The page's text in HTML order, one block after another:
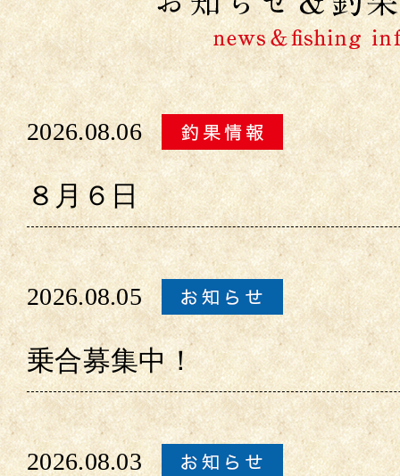
2026.08.06
８月６日
2026.08.05
乗合募集中！
2026.08.03